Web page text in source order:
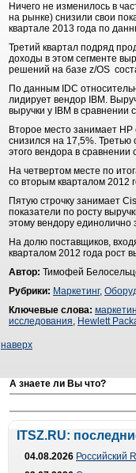
Ничего не изменилось в
на рынке) снизили свои
квартале 2013 года по
Третий квартал подряд
доходы в этом сегменте
решений на базе z/OS
По данным IDC
лидирует вендор IBM.
выручки у IBM в сравнении
Второе место занимает
снизился на 17,5%. Третью
этого вендора в
На четвертом месте по
со вторым кварталом 2012
Пятую строчку занимает
показатели по росту
этому вендору единолично
На долю поставщиков,
кварталом 2012 года рост
Автор: Тимофей
Рубрики: Маркетинг,
Ключевые слова:
исследования, Hewlett
наверх
А знаете ли Вы что?
ITSZ.RU:
04.08.2026 Российский